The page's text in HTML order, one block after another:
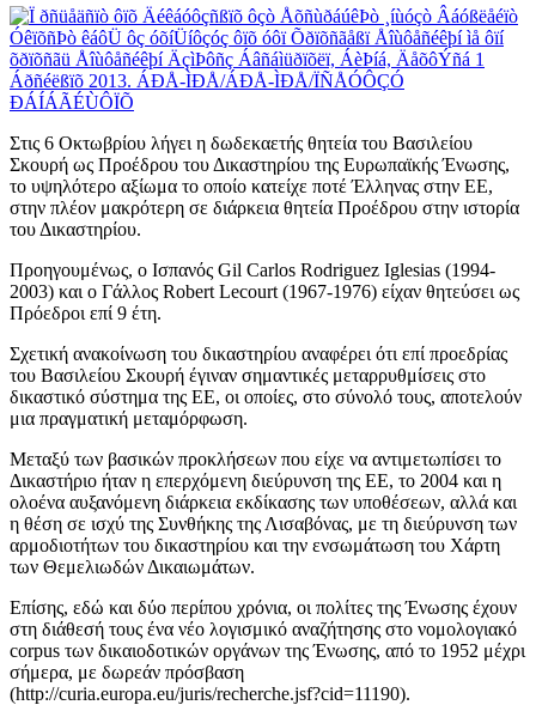
Στις 6 Οκτωβρίου λήγει η δωδεκαετής θητεία του Βασιλείου
Σκουρή ως Προέδρου του Δικαστηρίου της Ευρωπαϊκής Ένωσης,
το υψηλότερο αξίωμα το οποίο κατείχε ποτέ Έλληνας στην ΕΕ,
στην πλέον μακρότερη σε διάρκεια θητεία Προέδρου στην ιστορία
του Δικαστηρίου.
Προηγουμένως, ο Ισπανός Gil Carlos Rodriguez Iglesias (1994-
2003) και ο Γάλλος Robert Lecourt (1967-1976) είχαν θητεύσει ως
Πρόεδροι επί 9 έτη.
Σχετική ανακοίνωση του δικαστηρίου αναφέρει ότι επί προεδρίας
του Βασιλείου Σκουρή έγιναν σημαντικές μεταρρυθμίσεις στο
δικαστικό σύστημα της ΕΕ, οι οποίες, στο σύνολό τους, αποτελούν
μια πραγματική μεταμόρφωση.
Μεταξύ των βασικών προκλήσεων που είχε να αντιμετωπίσει το
Δικαστήριο ήταν η επερχόμενη διεύρυνση της ΕΕ, το 2004 και η
ολοένα αυξανόμενη διάρκεια εκδίκασης των υποθέσεων, αλλά και
η θέση σε ισχύ της Συνθήκης της Λισαβόνας, με τη διεύρυνση των
αρμοδιοτήτων του δικαστηρίου και την ενσωμάτωση του Χάρτη
των Θεμελιωδών Δικαιωμάτων.
Επίσης, εδώ και δύο περίπου χρόνια, οι πολίτες της Ένωσης έχουν
στη διάθεσή τους ένα νέο λογισμικό αναζήτησης στο νομολογιακό
corpus των δικαιοδοτικών οργάνων της Ένωσης, από το 1952 μέχρι
σήμερα, με δωρεάν πρόσβαση
(http://curia.europa.eu/juris/recherche.jsf?cid=11190).